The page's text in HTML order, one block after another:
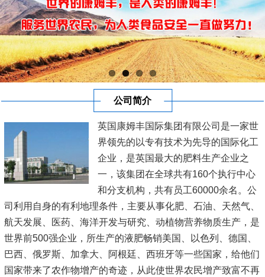
公司简介
英国康姆丰国际集团有限公司是一家世
界领先的以专有技术为先导的国际化工
企业，是英国最大的肥料生产企业之
一，该集团在全球共有160个执行中心
和分支机构，共有员工60000余名。公
司利用自身的有利地理条件，主要从事化肥、石油、天然气、
航天发展、医药、海洋开发与研究、动植物营养物质生产，是
世界前500强企业，所生产的液肥畅销美国、以色列、德国、
巴西、俄罗斯、加拿大、阿根廷、西班牙等一些国家，给他们
国家带来了农作物增产的奇迹，从此使世界农民增产致富不再